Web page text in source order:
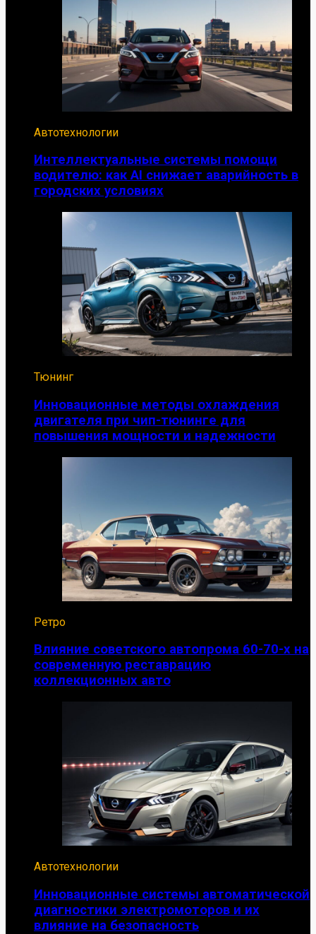
Автотехнологии
Интеллектуальные системы помощи
водителю: как AI снижает аварийность в
городских условиях
Тюнинг
Инновационные методы охлаждения
двигателя при чип-тюнинге для
повышения мощности и надежности
Ретро
Влияние советского автопрома 60-70-х на
современную реставрацию
коллекционных авто
Автотехнологии
Инновационные системы автоматической
диагностики электромоторов и их
влияние на безопасность